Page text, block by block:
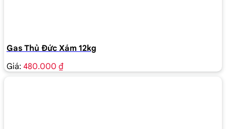
Gas Thủ Đức Xám 12kg
Giá: 480.000 ₫